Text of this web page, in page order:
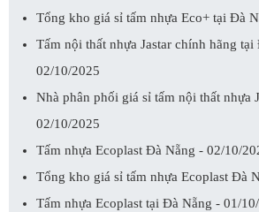
Tổng kho giá sỉ tấm nhựa Eco+ tại Đà
Tấm nội thất nhựa Jastar chính hãng
02/10/2025
Nhà phân phối giá sỉ tấm nội thất nhựa
02/10/2025
Tấm nhựa Ecoplast Đà Nẵng - 02/10/
Tổng kho giá sỉ tấm nhựa Ecoplast Đà
Tấm nhựa Ecoplast tại Đà Nẵng - 01/